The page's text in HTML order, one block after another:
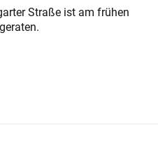
Straße ist am frühen